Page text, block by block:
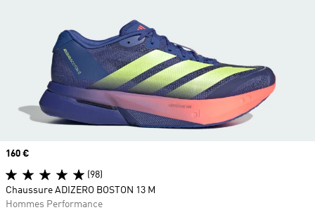
Prix
160 €
(98)
Chaussure ADIZERO BOSTON 13 M
Hommes Performance